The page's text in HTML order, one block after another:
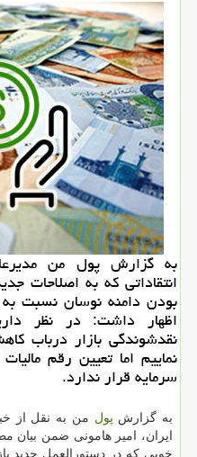
به گزارش پول من
انتقاداتی كه به اصلاحات
بودن دامنه نوسان نسبت به
اظهار داشت: در نظر
نقدشوندگی بازار درباب
نماییم اما تعیین رقم
سرمایه قرار ندارد.
به گزارش پول من به نقل از
ایران، امیر هامونی ضمن بیان
خوبی كه در دستورالعمل جدید